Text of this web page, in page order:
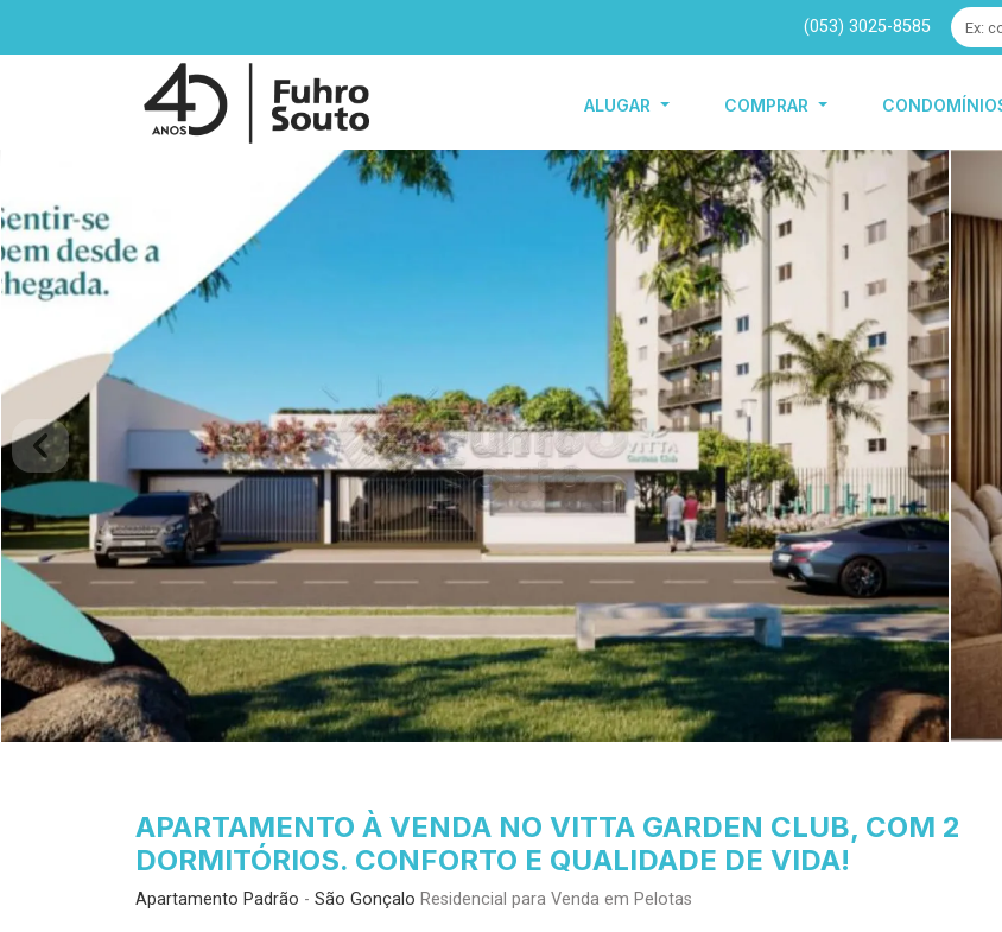
(053) 3025-8585
ALUGAR COMPRAR
APARTAMENTO À VENDA NO VITTA GARDEN CLUB, COM 2
DORMITÓRIOS. CONFORTO E QUALIDADE DE VIDA!
Apartamento Padrão - São Gonçalo Residencial para Venda em Pelotas